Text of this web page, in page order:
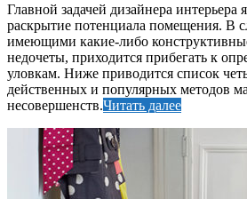
Главной задачей дизайнера интерьера
раскрытие потенциала помещения. В
имеющими какие-либо
недочеты, приходится прибегать к
уловкам. Ниже приводится список
действенных и популярных методов
несовершенств.Читать далее